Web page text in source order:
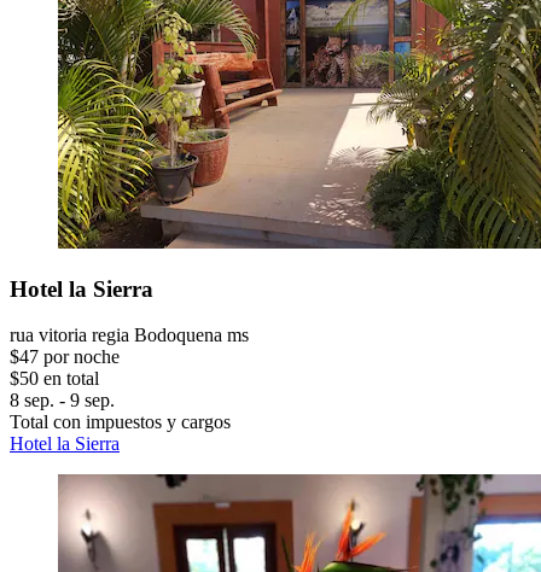
Hotel la Sierra
rua vitoria regia Bodoquena ms
$47 por noche
$50 en total
8 sep. - 9 sep.
Total con impuestos y cargos
Hotel la Sierra